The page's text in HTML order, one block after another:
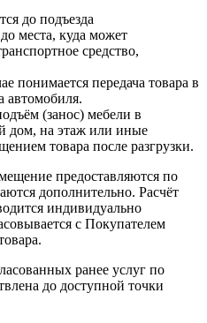
до подъезда
места, куда может
средство,
понимается передача товара в
автомобиля.
(занос) мебели в
дом, на этаж или иные
товара после разгрузки.
предоставляются по
дополнительно. Расчёт
индивидуально
с Покупателем
ранее услуг по
до доступной точки